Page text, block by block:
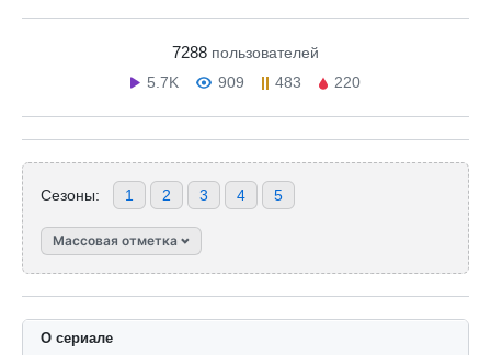
7288 пользователей
5.7K
909 483 220
Сезоны: 1 2 3 4 5
Массовая отметка
О сериале